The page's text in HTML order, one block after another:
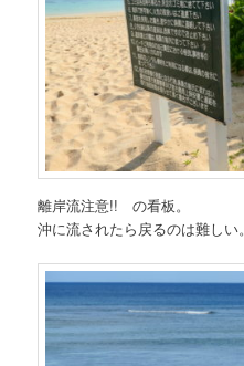
離岸流注意!! の看板。
沖に流されたら戻るのは難しい。